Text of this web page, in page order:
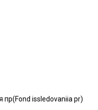
пр(Fond issledovaniia pr)